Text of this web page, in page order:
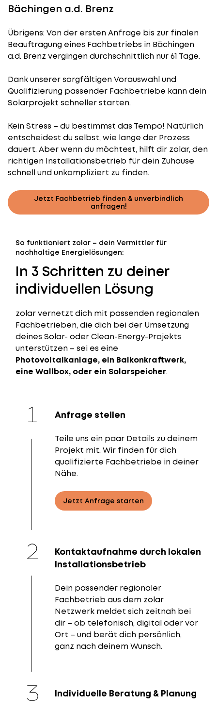
Bächingen a.d. Brenz
Übrigens: Von der ersten Anfrage bis zur finalen
Beauftragung eines Fachbetriebs in Bächingen
a.d. Brenz vergingen durchschnittlich nur 61 Tage.
Dank unserer sorgfältigen Vorauswahl und
Qualifizierung passender Fachbetriebe kann dein
Solarprojekt schneller starten.
Kein Stress – du bestimmst das Tempo! Natürlich
entscheidest du selbst, wie lange der Prozess
dauert. Aber wenn du möchtest, hilft dir zolar, den
richtigen Installationsbetrieb für dein Zuhause
schnell und unkompliziert zu finden.
Jetzt Fachbetrieb finden & unverbindlich
anfragen!
So funktioniert zolar – dein Vermittler für
nachhaltige Energielösungen:
In 3 Schritten zu deiner
individuellen Lösung
zolar vernetzt dich mit passenden regionalen
Fachbetrieben, die dich bei der Umsetzung
deines Solar- oder Clean-Energy-Projekts
unterstützen – sei es eine
Photovoltaikanlage, ein Balkonkraftwerk,
eine Wallbox, oder ein Solarspeicher.
Anfrage stellen
Teile uns ein paar Details zu deinem
Projekt mit. Wir finden für dich
qualifizierte Fachbetriebe in deiner
Nähe.
Jetzt Anfrage starten
Kontaktaufnahme durch lokalen
Installationsbetrieb
Dein passender regionaler
Fachbetrieb aus dem zolar
Netzwerk meldet sich zeitnah bei
dir – ob telefonisch, digital oder vor
Ort – und berät dich persönlich,
ganz nach deinem Wunsch.
Individuelle Beratung & Planung